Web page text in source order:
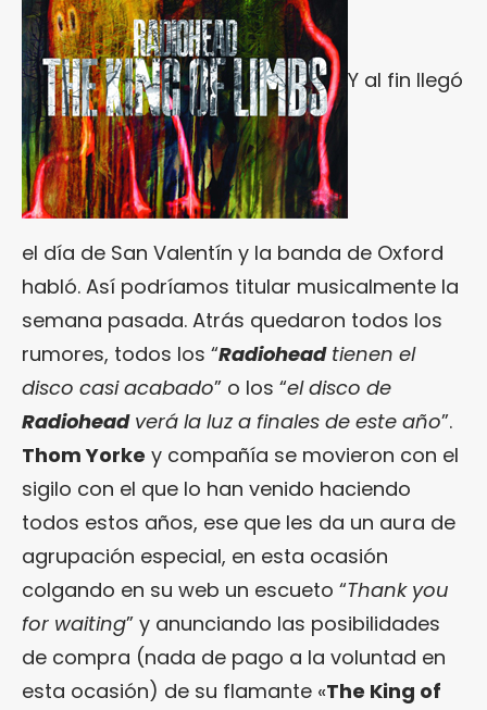
Y al fin llegó
el día de San Valentín y la banda de Oxford
habló. Así podríamos titular musicalmente la
semana pasada. Atrás quedaron todos los
rumores, todos los “Radioheadtienen el
disco casi acabado” o los “el disco de
Radioheadverá la luz a finales de este año”.
Thom Yorke y compañía se movieron con el
sigilo con el que lo han venido haciendo
todos estos años, ese que les da un aura de
agrupación especial, en esta ocasión
colgando en su web un escueto “Thank you
for waiting” y anunciando las posibilidades
de compra (nada de pago a la voluntad en
esta ocasión) de su flamante «The King of